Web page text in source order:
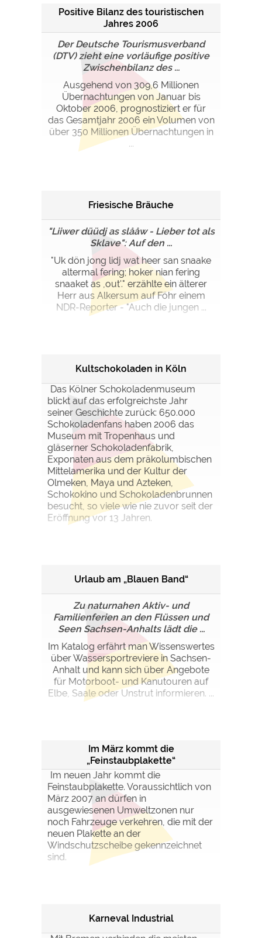
Positive Bilanz des touristischen
Jahres 2006
Der Deutsche Tourismusverband
(DTV) zieht eine vorläufige positive
Zwischenbilanz des ...
Ausgehend von 309,6 Millionen
Übernachtungen von Januar bis
Oktober 2006, prognostiziert er für
das Gesamtjahr 2006 ein Volumen von
über 350 Millionen Übernachtungen in
...
Friesische Bräuche
"Liiwer düüdj as slååw - Lieber tot als
Sklave": Auf den ...
"Uk dön jong lidj wat heer san snaake
altermal fering; hoker nian fering
snaaket as ,out'." erzählte ein älterer
Herr aus Alkersum auf Föhr einem
NDR-Reporter - "Auch die jungen ...
Kultschokoladen in Köln
Das Kölner Schokoladenmuseum
blickt auf das erfolgreichste Jahr
seiner Geschichte zurück: 650.000
Schokoladenfans haben 2006 das
Museum mit Tropenhaus und
gläserner Schokoladenfabrik,
Exponaten aus dem präkolumbischen
Mittelamerika und der Kultur der
Olmeken, Maya und Azteken,
Schokokino und Schokoladenbrunnen
besucht, so viele wie nie zuvor seit der
Eröffnung vor 13 Jahren.
Urlaub am „Blauen Band“
Zu naturnahen Aktiv- und
Familienferien an den Flüssen und
Seen Sachsen-Anhalts lädt die ...
Im Katalog erfährt man Wissenswertes
über Wassersportreviere in Sachsen-
Anhalt und kann sich über Angebote
für Motorboot- und Kanutouren auf
Elbe, Saale oder Unstrut informieren. ...
Im März kommt die
„Feinstaubplakette“
Im neuen Jahr kommt die
Feinstaubplakette. Voraussichtlich von
März 2007 an dürfen in
ausgewiesenen Umweltzonen nur
noch Fahrzeuge verkehren, die mit der
neuen Plakette an der
Windschutzscheibe gekennzeichnet
sind.
Karneval Industrial